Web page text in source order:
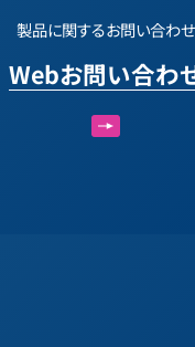
製品に関するお問い合わせ
Webお問い合わ